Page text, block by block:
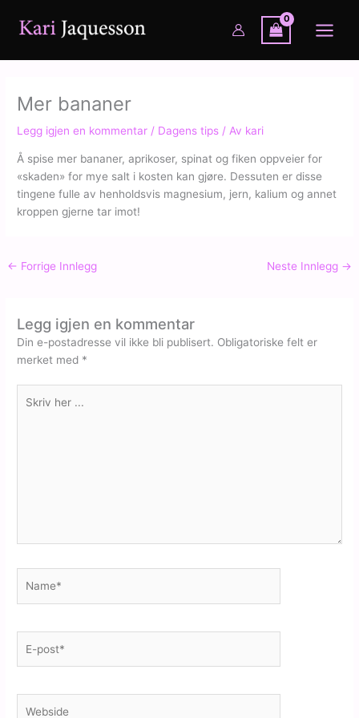
innholdet
Mer bananer
Legg igjen en kommentar / Dagens tips / Av kari
Å spise mer bananer, aprikoser, spinat og fiken oppveier for
«skaden» for mye salt i kosten kan gjøre. Dessuten er disse
tingene fulle av henholdsvis magnesium, jern, kalium og annet
kroppen gjerne tar imot!
← Forrige Innlegg Neste Innlegg →
Legg igjen en kommentar
Din e-postadresse vil ikke bli publisert. Obligatoriske felt er
merket med *
her
post*